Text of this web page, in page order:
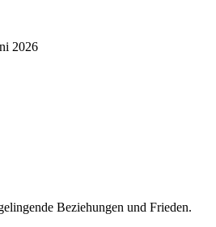
2026
Beziehungen und Frieden.